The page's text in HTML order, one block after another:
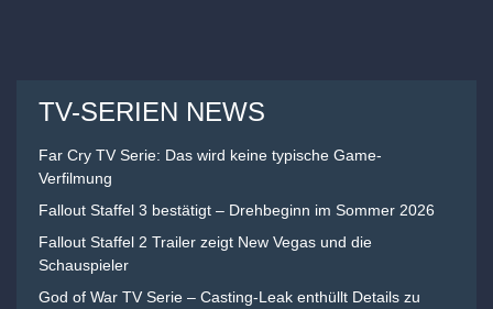
TV-SERIEN NEWS
Far Cry TV Serie: Das wird keine typische Game-
Verfilmung
Fallout Staffel 3 bestätigt – Drehbeginn im Sommer 2026
Fallout Staffel 2 Trailer zeigt New Vegas und die
Schauspieler
God of War TV Serie – Casting-Leak enthüllt Details zu